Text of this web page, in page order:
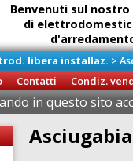
Benvenuti sul
di
Ritiro diretto della
presso
libera installaz. >
Contatti Condiz.
in questo sito